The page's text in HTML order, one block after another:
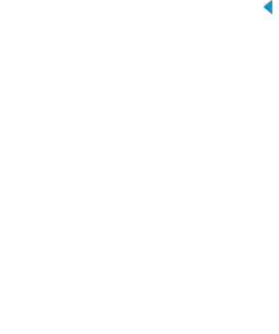
Навигатор" для teXet TN-